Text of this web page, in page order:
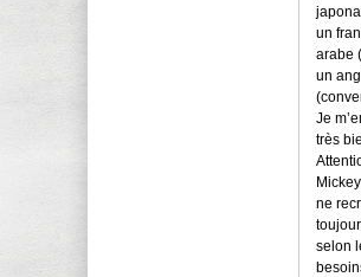
un
arabe
un
Je
très
ne
selon